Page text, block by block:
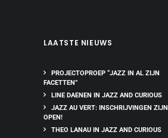
LAATSTE NIEUWS
PROJECTOPROEP “JAZZ IN AL ZIJN
FACETTEN”
LINE DAENEN IN JAZZ AND CURIOUS
JAZZ AU VERT: INSCHRIJVINGEN ZIJN
OPEN!
THEO LANAU IN JAZZ AND CURIOUS